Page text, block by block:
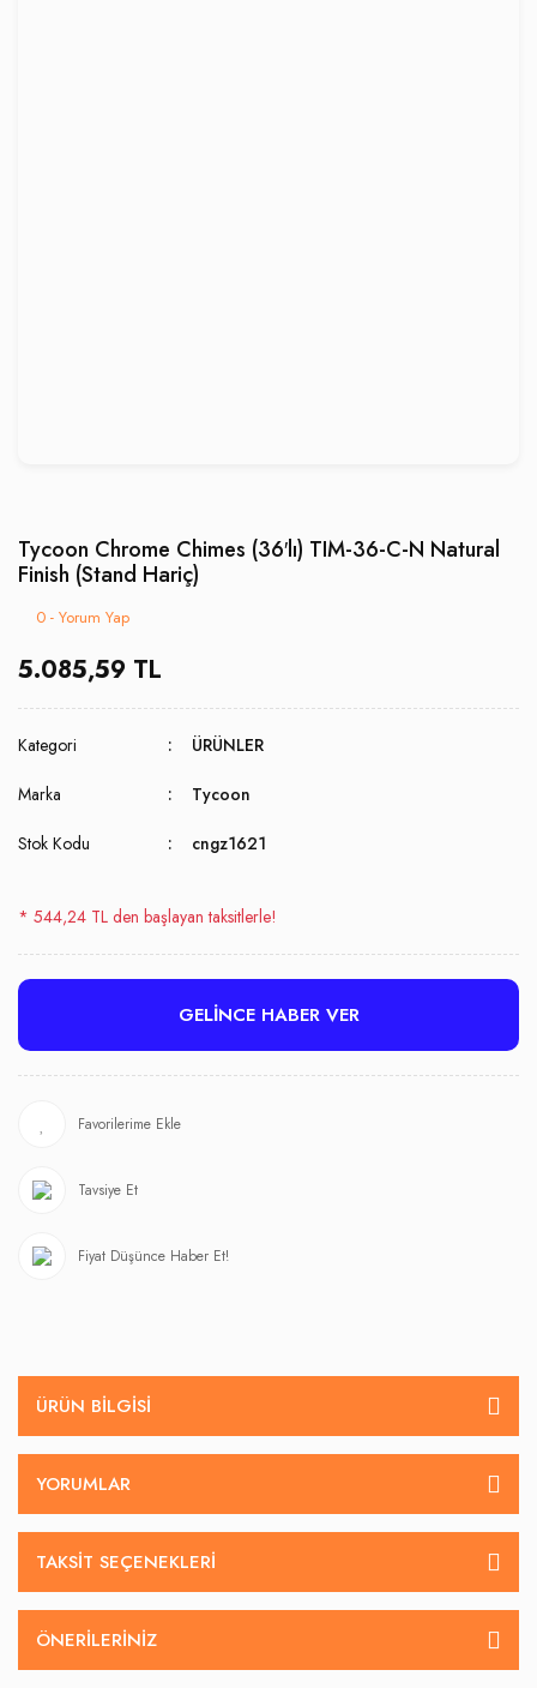
Tycoon Chrome Chimes (36′lı) TIM-36-C-N Natural
Finish (Stand Hariç)
0 - Yorum Yap
5.085,59 TL
Kategori ÜRÜNLER
Marka Tycoon
Stok Kodu cngz1621
* 544,24 TL den başlayan taksitlerle!
GELİNCE HABER VER
Tavsiye Et
Fiyat Düşünce Haber Et!
ÜRÜN BILGISI
YORUMLAR
TAKSIT SEÇENEKLERI
ÖNERILERINIZ